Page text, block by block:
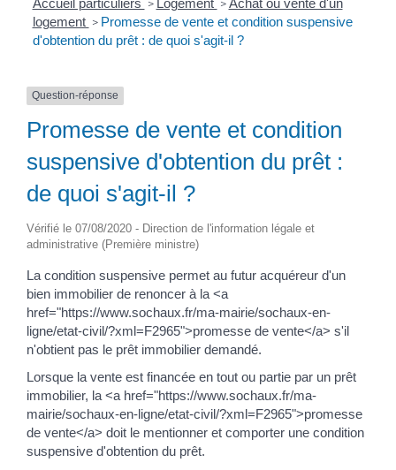
Accueil particuliers > Logement > Achat ou vente d'un
logement > Promesse de vente et condition suspensive
d'obtention du prêt : de quoi s'agit-il ?
Question-réponse
Promesse de vente et condition
suspensive d'obtention du prêt :
de quoi s'agit-il ?
Vérifié le 07/08/2020 - Direction de l'information légale et
administrative (Première ministre)
La condition suspensive permet au futur acquéreur d'un
bien immobilier de renoncer à la <a
href="https://www.sochaux.fr/ma-mairie/sochaux-en-
ligne/etat-civil/?xml=F2965">promesse de vente</a> s'il
n'obtient pas le prêt immobilier demandé.
Lorsque la vente est financée en tout ou partie par un prêt
immobilier, la <a href="https://www.sochaux.fr/ma-
mairie/sochaux-en-ligne/etat-civil/?xml=F2965">promesse
de vente</a> doit le mentionner et comporter une condition
suspensive d'obtention du prêt.